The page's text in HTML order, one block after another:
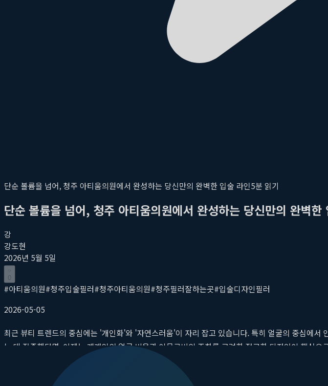
단순 볼륨을 넘어, 청주 아티움의원에서 완성하는 당신만의 완벽한 입술 라인5분 읽기
단순 볼륨을 넘어, 청주 아티움의원에서 완성하는 당신만의 완벽한
강
강도현
2026년 5월 5일
0
#아티움의원#청주입술필러#청주아티움의원#청주필러잘하는곳#입술디자인필러
2026-05-05
최근 뷰티 트렌드의 중심에는 '개인화'와 '자연스러움'이 자리 잡고 있습니다. 특히 얼굴의 중심에
는 데 집중했다면, 이제는 개개인의 얼굴 비율과 이목구비의 조화를 고려한 정교한 디자인이 핵심
가장 잘 어울리는 아름다움을 찾고 있습니다. 하지만 만족스러운 결과를 얻기 위해서는 어떤 기준
시술에서 벗어나 입술 산의 각도, 인중의 길이, 입꼬리의 미세한 당김까지 다각도로 분석하여 가장